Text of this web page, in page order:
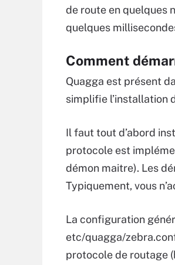
de route en quelques
quelques
Comment
Quagga est présent
simplifie l’installation
Il faut tout d’abord
protocole est
démon maitre). Les
Typiquement, vous
La configuration
etc/quagga/
protocole de routage